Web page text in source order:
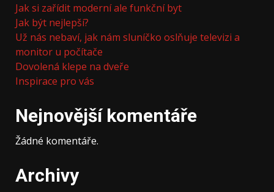
Jak si zařídit moderní ale funkční byt
Jak být nejlepší?
Už nás nebaví, jak nám sluníčko oslňuje televizi a
monitor u počítače
Dovolená klepe na dveře
Inspirace pro vás
Nejnovější komentáře
Žádné komentáře.
Archivy